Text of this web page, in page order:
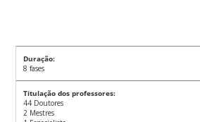
Duração:
8 fases
Titulação dos professores:
44 Doutores
2 Mestres